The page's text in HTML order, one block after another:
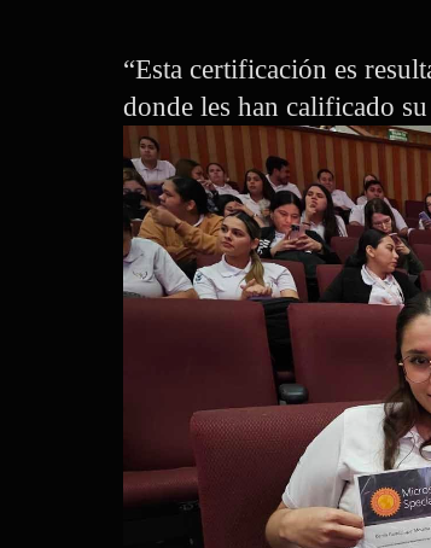
“Esta certificación es
donde les han calificado